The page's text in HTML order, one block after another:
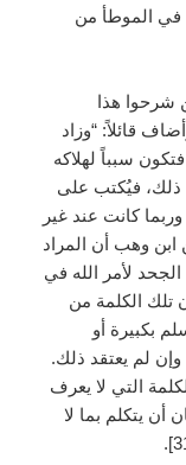
في الموطأ من
شرحوا هذا
قائلاً: “وزاد
سبباً لهلاكه
ذلك، فيُكتب على
وربما كانت عند غير
وهب أن المراد
لأمر الله في
تلك الكلمة من
بكبيرة أو
لم يعتقد ذلك.
التي لا يعرف
أن يتكلم بما لا